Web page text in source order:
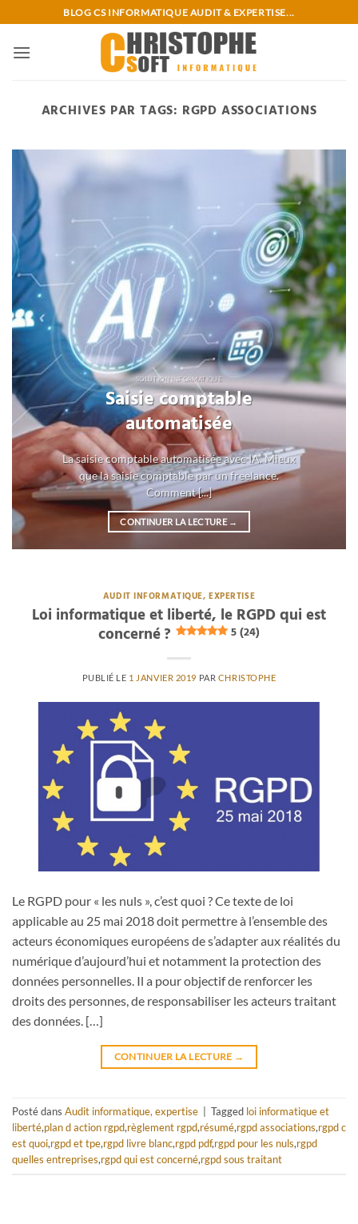
au
contenu
BLOG CS INFORMATIQUE AUDIT & EXPERTISE...
ARCHIVES PAR TAGS: RGPD ASSOCIATIONS
SOLUTION INFORMATIQUE
Saisie comptable
automatisée
La saisie comptable automatisée avec IA. Mieux
que la saisie comptable par un freelance.
Comment [...]
CONTINUER LA LECTURE →
AUDIT INFORMATIQUE, EXPERTISE
Loi informatique et liberté, le RGPD qui est
concerné ?
5 (24)
PUBLIÉ LE 1 JANVIER 2019 PAR CHRISTOPHE
Le RGPD pour « les nuls », c’est quoi ? Ce texte de loi
applicable au 25 mai 2018 doit permettre à l’ensemble des
acteurs économiques européens de s’adapter aux réalités du
numérique d’aujourd’hui et notamment la protection des
données personnelles. Il a pour objectif de renforcer les
droits des personnes, de responsabiliser les acteurs traitant
des données. […]
CONTINUER LA LECTURE →
Posté dans Audit informatique, expertise Tagged loi informatique et
liberté,plan d action rgpd,règlement rgpd,résumé,rgpd associations,rgpd c
est quoi,rgpd et tpe,rgpd livre blanc,rgpd pdf,rgpd pour les nuls,rgpd
quelles entreprises,rgpd qui est concerné,rgpd sous traitant